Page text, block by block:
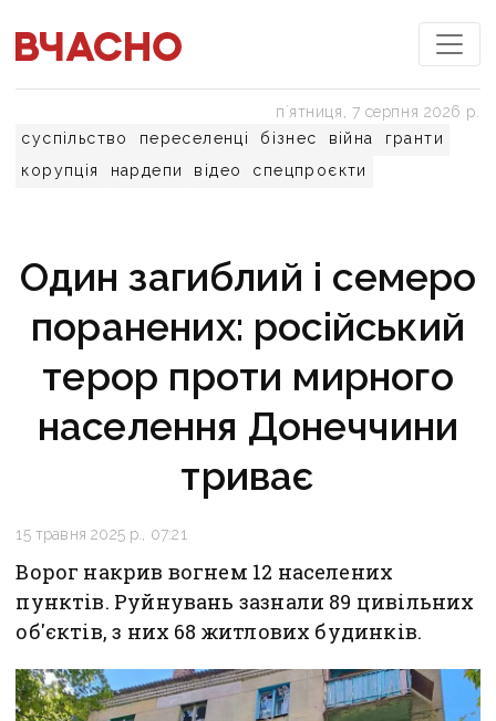
суспільство переселенці бізнес війна
гранти
корупція
нардепи відео спецпроєкти
пʼятниця, 7 серпня 2026 р.
Один загиблий і семеро
поранених: російський
терор проти мирного
населення Донеччини
триває
15 травня 2025 р., 07:21
Ворог накрив вогнем 12 населених
пунктів. Руйнувань зазнали 89 цивільних
об'єктів, з них 68 житлових будинків.